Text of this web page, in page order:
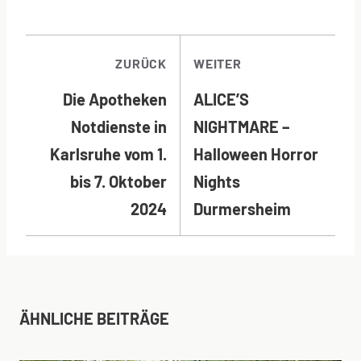
ZURÜCK
Die Apotheken
Notdienste in
Karlsruhe vom 1.
bis 7. Oktober
2024
WEITER
ALICE’S
NIGHTMARE –
Halloween Horror
Nights
Durmersheim
ÄHNLICHE BEITRÄGE